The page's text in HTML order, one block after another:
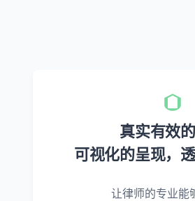
真实有效
可视化的呈现，
让律师的专业能